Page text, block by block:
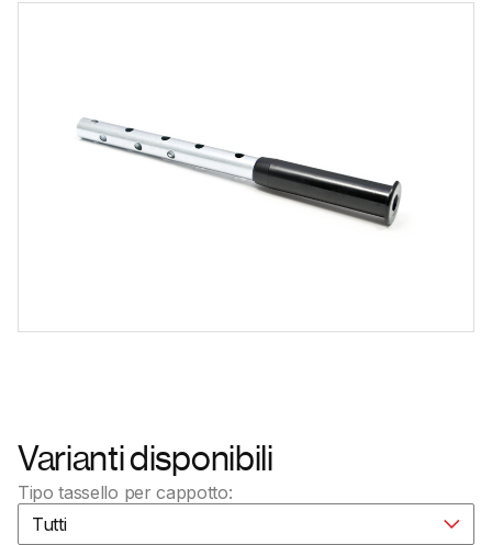
Varianti disponibili
Tipo tassello per cappotto:
Tutti